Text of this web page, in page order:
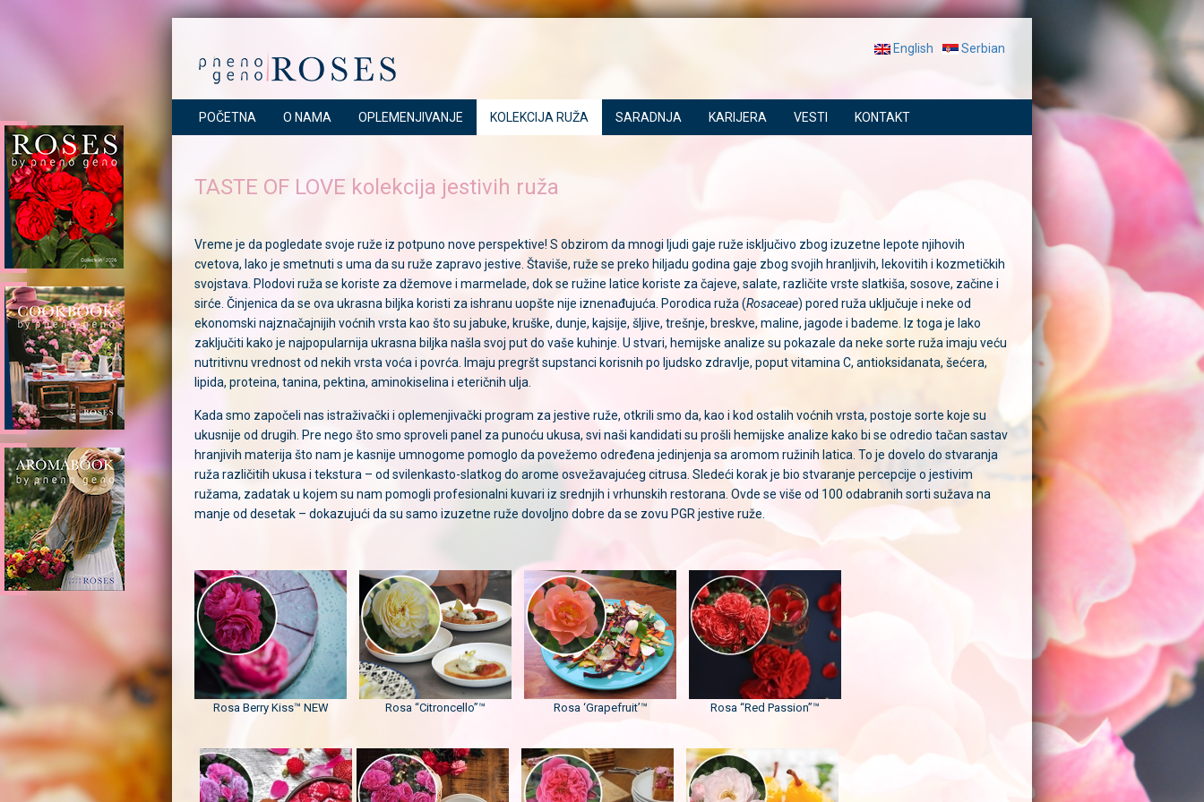
English Serbian
POČETNA O NAMA OPLEMENJIVANJE KOLEKCIJA RUŽA SARADNJA KARIJERA VESTI KONTAKT
TASTE OF LOVE kolekcija jestivih ruža
Vreme je da pogledate svoje ruže iz potpuno nove perspektive! S obzirom da mnogi ljudi gaje ruže isključivo zbog izuzetne lepote njihovih
cvetova, lako je smetnuti s uma da su ruže zapravo jestive. Štaviše, ruže se preko hiljadu godina gaje zbog svojih hranljivih, lekovitih i kozmetičkih
svojstava. Plodovi ruža se koriste za džemove i marmelade, dok se ružine latice koriste za čajeve, salate, različite vrste slatkiša, sosove, začine i
sirće. Činjenica da se ova ukrasna biljka koristi za ishranu uopšte nije iznenađujuća. Porodica ruža (Rosaceae) pored ruža uključuje i neke od
ekonomski najznačajnijih voćnih vrsta kao što su jabuke, kruške, dunje, kajsije, šljive, trešnje, breskve, maline, jagode i bademe. Iz toga je lako
zaključiti kako je najpopularnija ukrasna biljka našla svoj put do vaše kuhinje. U stvari, hemijske analize su pokazale da neke sorte ruža imaju veću
nutritivnu vrednost od nekih vrsta voća i povrća. Imaju pregršt supstanci korisnih po ljudsko zdravlje, poput vitamina C, antioksidanata, šećera,
lipida, proteina, tanina, pektina, aminokiselina i eteričnih ulja.
Kada smo započeli nas istraživački i oplemenjivački program za jestive ruže, otkrili smo da, kao i kod ostalih voćnih vrsta, postoje sorte koje su
ukusnije od drugih. Pre nego što smo sproveli panel za punoću ukusa, svi naši kandidati su prošli hemijske analize kako bi se odredio tačan sastav
hranjivih materija što nam je kasnije umnogome pomoglo da povežemo određena jedinjenja sa aromom ružinih latica. To je dovelo do stvaranja
ruža različitih ukusa i tekstura – od svilenkasto-slatkog do arome osvežavajućeg citrusa. Sledeći korak je bio stvaranje percepcije o jestivim
ružama, zadatak u kojem su nam pomogli profesionalni kuvari iz srednjih i vrhunskih restorana. Ovde se više od 100 odabranih sorti sužava na
manje od desetak – dokazujući da su samo izuzetne ruže dovoljno dobre da se zovu PGR jestive ruže.
Rosa Berry Kiss™ NEW Rosa “Citroncello”™ Rosa ‘Grapefruit’™ Rosa “Red Passion”™